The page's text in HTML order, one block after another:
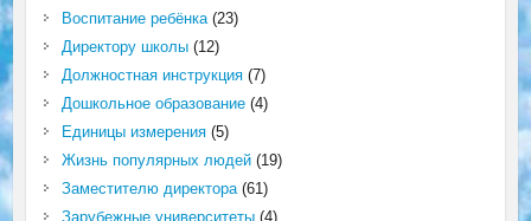
Воспитание ребёнка(23)
Директору школы(12)
Должностная инструкция(7)
Дошкольное образование(4)
Единицы измерения(5)
Жизнь популярных людей(19)
Заместителю директора(61)
Зарубежные университеты(4)